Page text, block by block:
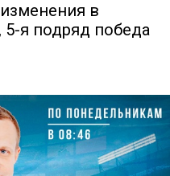
в
5-я подряд победа